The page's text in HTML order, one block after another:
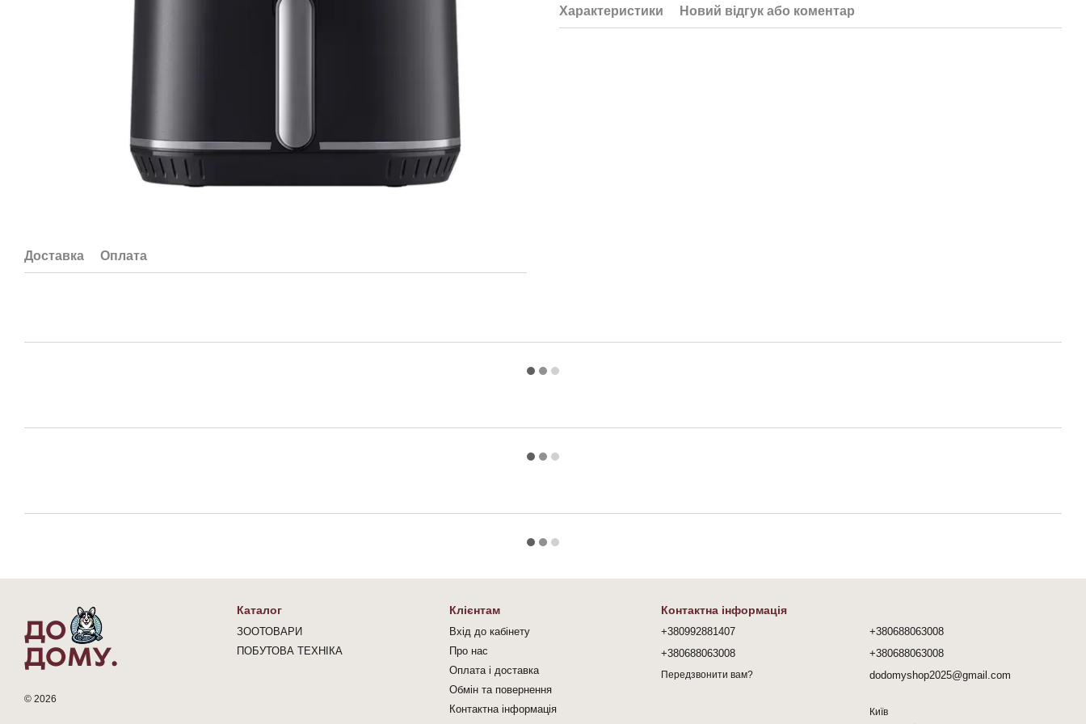
Доставка Оплата
Характеристики Новий відгук або коментар
© 2026
Каталог
ЗООТОВАРИ
ПОБУТОВА ТЕХНІКА
Клієнтам
Вхід до кабінету
Про нас
Оплата і доставка
Обмін та повернення
Контактна інформація
Контактна інформація
+380992881407
+380688063008
Передзвонити вам?
+380688063008
+380688063008
dodomyshop2025@gmail.com
Київ